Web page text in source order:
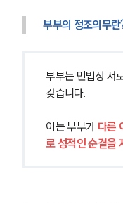
부부의 정조의무란
부부는 민법상 서
갖습니다.
이는 부부가 다른
로 성적인 순결을